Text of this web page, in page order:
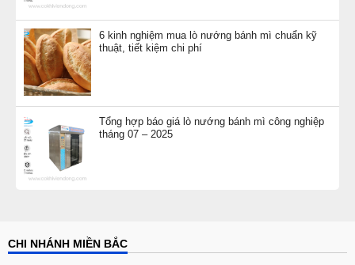
6 kinh nghiệm mua lò nướng bánh mì chuẩn kỹ
thuật, tiết kiệm chi phí
Tổng hợp báo giá lò nướng bánh mì công nghiệp
tháng 07 – 2025
CHI NHÁNH MIỀN BẮC